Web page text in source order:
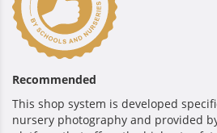
Recommended
This shop system is developed
nursery photography and provided